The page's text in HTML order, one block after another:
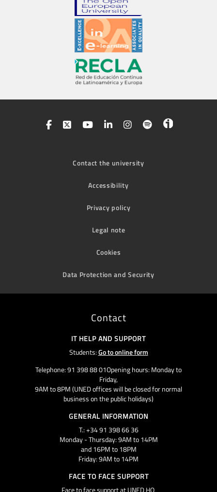
Contact the university
Accessibility
Privacy policy
Legal note
Cookies
Data Protection and Security
Contact
IT HELP AND SUPPORT
Students:Go to online form
Telephone: 91 398 88 01Opening hours: Monday to
Friday,
9AM to 8PM (UNED offices will be closed for normal
business on the public holidays)
GENERAL INFORMATION
T.: +34 91 398 66 36
Monday - Thursday: 9AM to 14PM
and 16PM to 18PM
Friday: 9AM to 14PM
FACE TO FACE SUPPORT
Face to face support at UNED HQ